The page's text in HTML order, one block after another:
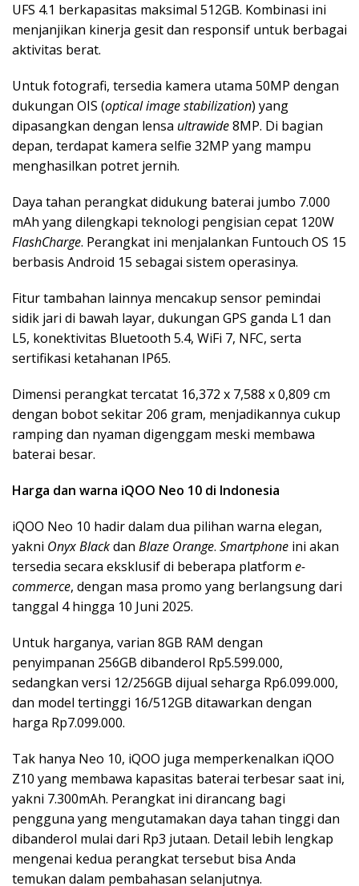
UFS 4.1 berkapasitas maksimal 512GB. Kombinasi ini
menjanjikan kinerja gesit dan responsif untuk berbagai
aktivitas berat.
Untuk fotografi, tersedia kamera utama 50MP dengan
dukungan OIS (optical image stabilization) yang
dipasangkan dengan lensa ultrawide8MP. Di bagian
depan, terdapat kamera selfie 32MP yang mampu
menghasilkan potret jernih.
Daya tahan perangkat didukung baterai jumbo 7.000
mAh yang dilengkapi teknologi pengisian cepat 120W
FlashCharge. Perangkat ini menjalankan Funtouch OS 15
berbasis Android 15 sebagai sistem operasinya.
Fitur tambahan lainnya mencakup sensor pemindai
sidik jari di bawah layar, dukungan GPS ganda L1 dan
L5, konektivitas Bluetooth 5.4, WiFi 7, NFC, serta
sertifikasi ketahanan IP65.
Dimensi perangkat tercatat 16,372 x 7,588 x 0,809 cm
dengan bobot sekitar 206 gram, menjadikannya cukup
ramping dan nyaman digenggam meski membawa
baterai besar.
Harga dan warna iQOO Neo 10 di Indonesia
iQOO Neo 10 hadir dalam dua pilihan warna elegan,
yakni Onyx Blackdan Blaze Orange. Smartphone ini akan
tersedia secara eksklusif di beberapa platform e-
commerce, dengan masa promo yang berlangsung dari
tanggal 4 hingga 10 Juni 2025.
Untuk harganya, varian 8GB RAM dengan
penyimpanan 256GB dibanderol Rp5.599.000,
sedangkan versi 12/256GB dijual seharga Rp6.099.000,
dan model tertinggi 16/512GB ditawarkan dengan
harga Rp7.099.000.
Tak hanya Neo 10, iQOO juga memperkenalkan iQOO
Z10 yang membawa kapasitas baterai terbesar saat ini,
yakni 7.300mAh. Perangkat ini dirancang bagi
pengguna yang mengutamakan daya tahan tinggi dan
dibanderol mulai dari Rp3 jutaan. Detail lebih lengkap
mengenai kedua perangkat tersebut bisa Anda
temukan dalam pembahasan selanjutnya.